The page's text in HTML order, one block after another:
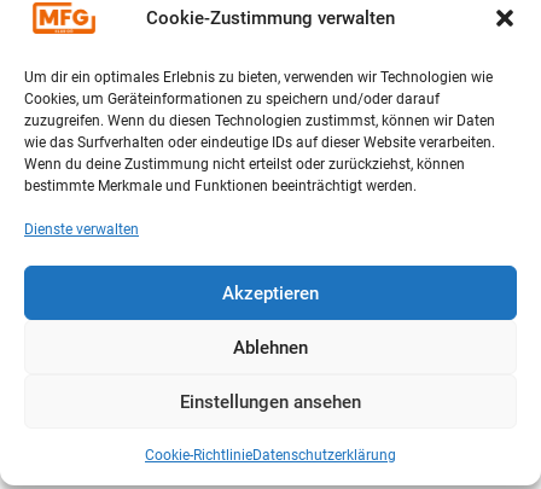
Cookie-Zustimmung verwalten
Um dir ein optimales Erlebnis zu bieten, verwenden wir Technologien wie
Cookies, um Geräteinformationen zu speichern und/oder darauf
zuzugreifen. Wenn du diesen Technologien zustimmst, können wir Daten
wie das Surfverhalten oder eindeutige IDs auf dieser Website verarbeiten.
Wenn du deine Zustimmung nicht erteilst oder zurückziehst, können
bestimmte Merkmale und Funktionen beeinträchtigt werden.
Dienste verwalten
Akzeptieren
Ablehnen
Einstellungen ansehen
Cookie-RichtlinieDatenschutzerklärung
24 25 26 27 28 29
31 1 2 3 4 5 6
NEUESTE BEITRÄGE
4. APCU-Sitzung setzte starke Impulse für offene Corona-Aufarbeitung
24-Stunden-Flugrettung in Suben: MFG fordert klare Antworten vor
MFG Oberösterreich stellt Landesvorstand neu auf